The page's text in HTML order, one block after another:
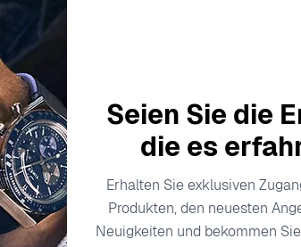
Produktdaten
mit modernem Design, um exquisite
die jedes Stück zum Leben
Zierden spiegelt sich in jeder Kollektion
der Weiblichkeit durch Schmuck, der
Von klassischen Silhouetten bis hin
sie zur perfekten Ergänzung jeder
Seien Sie die
die es
Erhalten Sie exklusiven
Produkten, den neuesten
Neuigkeiten und bekommen Sie